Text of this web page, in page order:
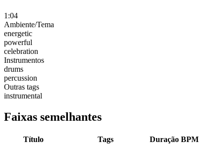
1:04
Ambiente/Tema
energetic
powerful
celebration
Instrumentos
drums
percussion
Outras tags
instrumental
Faixas semelhantes
Título Tags Duração BPM